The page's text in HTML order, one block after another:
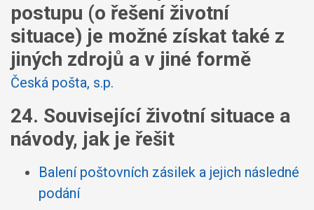
postupu (o řešení životní
situace) je možné získat také z
jiných zdrojů a v jiné formě
Česká pošta, s.p.
24. Související životní situace a
návody, jak je řešit
Balení poštovních zásilek a jejich následné
podání